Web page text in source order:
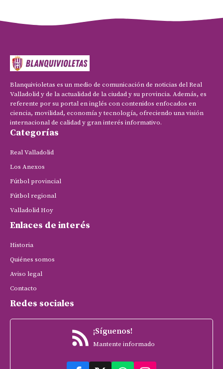
Blanquivioletas es un medio de comunicación de noticias del Real
Valladolid y de la actualidad de la ciudad y su provincia. Además, es
referente por su portal en inglés con contenidos enfocados en
ciencia, movilidad, economía y tecnología, ofreciendo una visión
internacional de calidad y gran interés informativo.
Categorías
Real Valladolid
Los Anexos
Fútbol provincial
Fútbol regional
Valladolid Hoy
Enlaces de interés
Historia
Quiénes somos
Aviso legal
Contacto
Redes sociales
¡Síguenos!
Mantente informado